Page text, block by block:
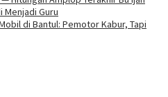
Menjadi Guru
di Bantul: Pemotor Kabur, Tapi